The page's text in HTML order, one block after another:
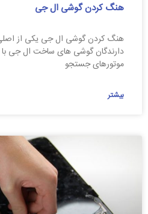
هنگ کردن گوشی ال جی
هنگ کردن گوشی ال جی یکی از
دارندگان گوشی های ساخت ال جی با
موتورهای جستجو
بیشتر